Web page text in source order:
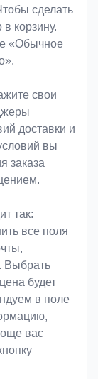
сделать
корзину.
«Обычное
свои
доставки и
вы
заказа
так:
все поля
Выбрать
будет
в поле
вас